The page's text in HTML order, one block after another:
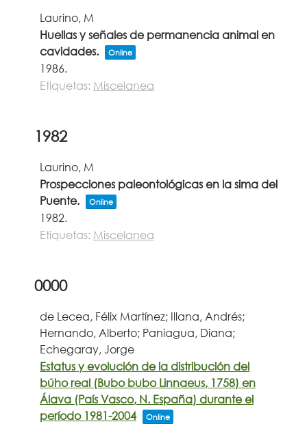
Laurino, M
Huellas y señales de permanencia animal en
cavidades.
Online
1986.
Etiquetas: Miscelanea
1982
Laurino, M
Prospecciones paleontológicas en la sima del
Puente.
Online
1982.
Etiquetas: Miscelanea
0000
de Lecea, Félix Martínez; Illana, Andrés;
Hernando, Alberto; Paniagua, Diana;
Echegaray, Jorge
Estatus y evolución de la distribución del
búho real (Bubo bubo Linnaeus, 1758) en
Álava (País Vasco, N. España) durante el
período 1981-2004
Online